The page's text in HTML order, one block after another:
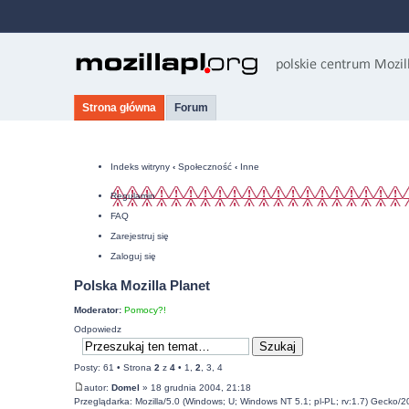
Strona główna Forum
Indeks witryny ‹ Społeczność ‹ Inne
Regulamin
FAQ
Zarejestruj się
Zaloguj się
Polska Mozilla Planet
Moderator: Pomocy?!
Odpowiedz
Posty: 61 • Strona 2 z 4• 1 2 3 4
autor: Domel » 18 grudnia 2004, 21:18
Przeglądarka: Mozilla/5.0 (Windows; U; Windows NT 5.1; pl-PL; rv:1.7) Gecko/